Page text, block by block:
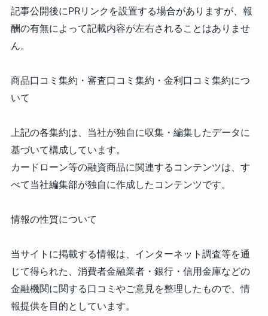
記事公開後にPRリンクを設置する場合がありますが、報
酬の有無によって記載内容が左右されることはありませ
ん。
商品口コミ集約・審査口コミ集約・金利口コミ集約につ
いて
上記の各集約は、当社が独自に収集・編集したデータに
基づいて構成しています。
カードローン等の融資商品に関連するコンテンツは、す
べて当社編集部が独自に作成したコンテンツです。
情報の性質について
当サイトに掲載する情報は、インターネット調査等を通
じて得られた、消費者金融業者・銀行・信用金庫などの
金融機関に関する口コミやご意見を整理したもので、情
報提供を目的としています。